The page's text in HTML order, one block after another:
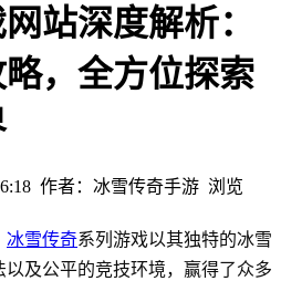
站深度解析：
，全方位探索
作者：冰雪传奇手游 浏览
冰雪传奇系列游戏以其独特的冰雪
及公平的竞技环境，赢得了众多